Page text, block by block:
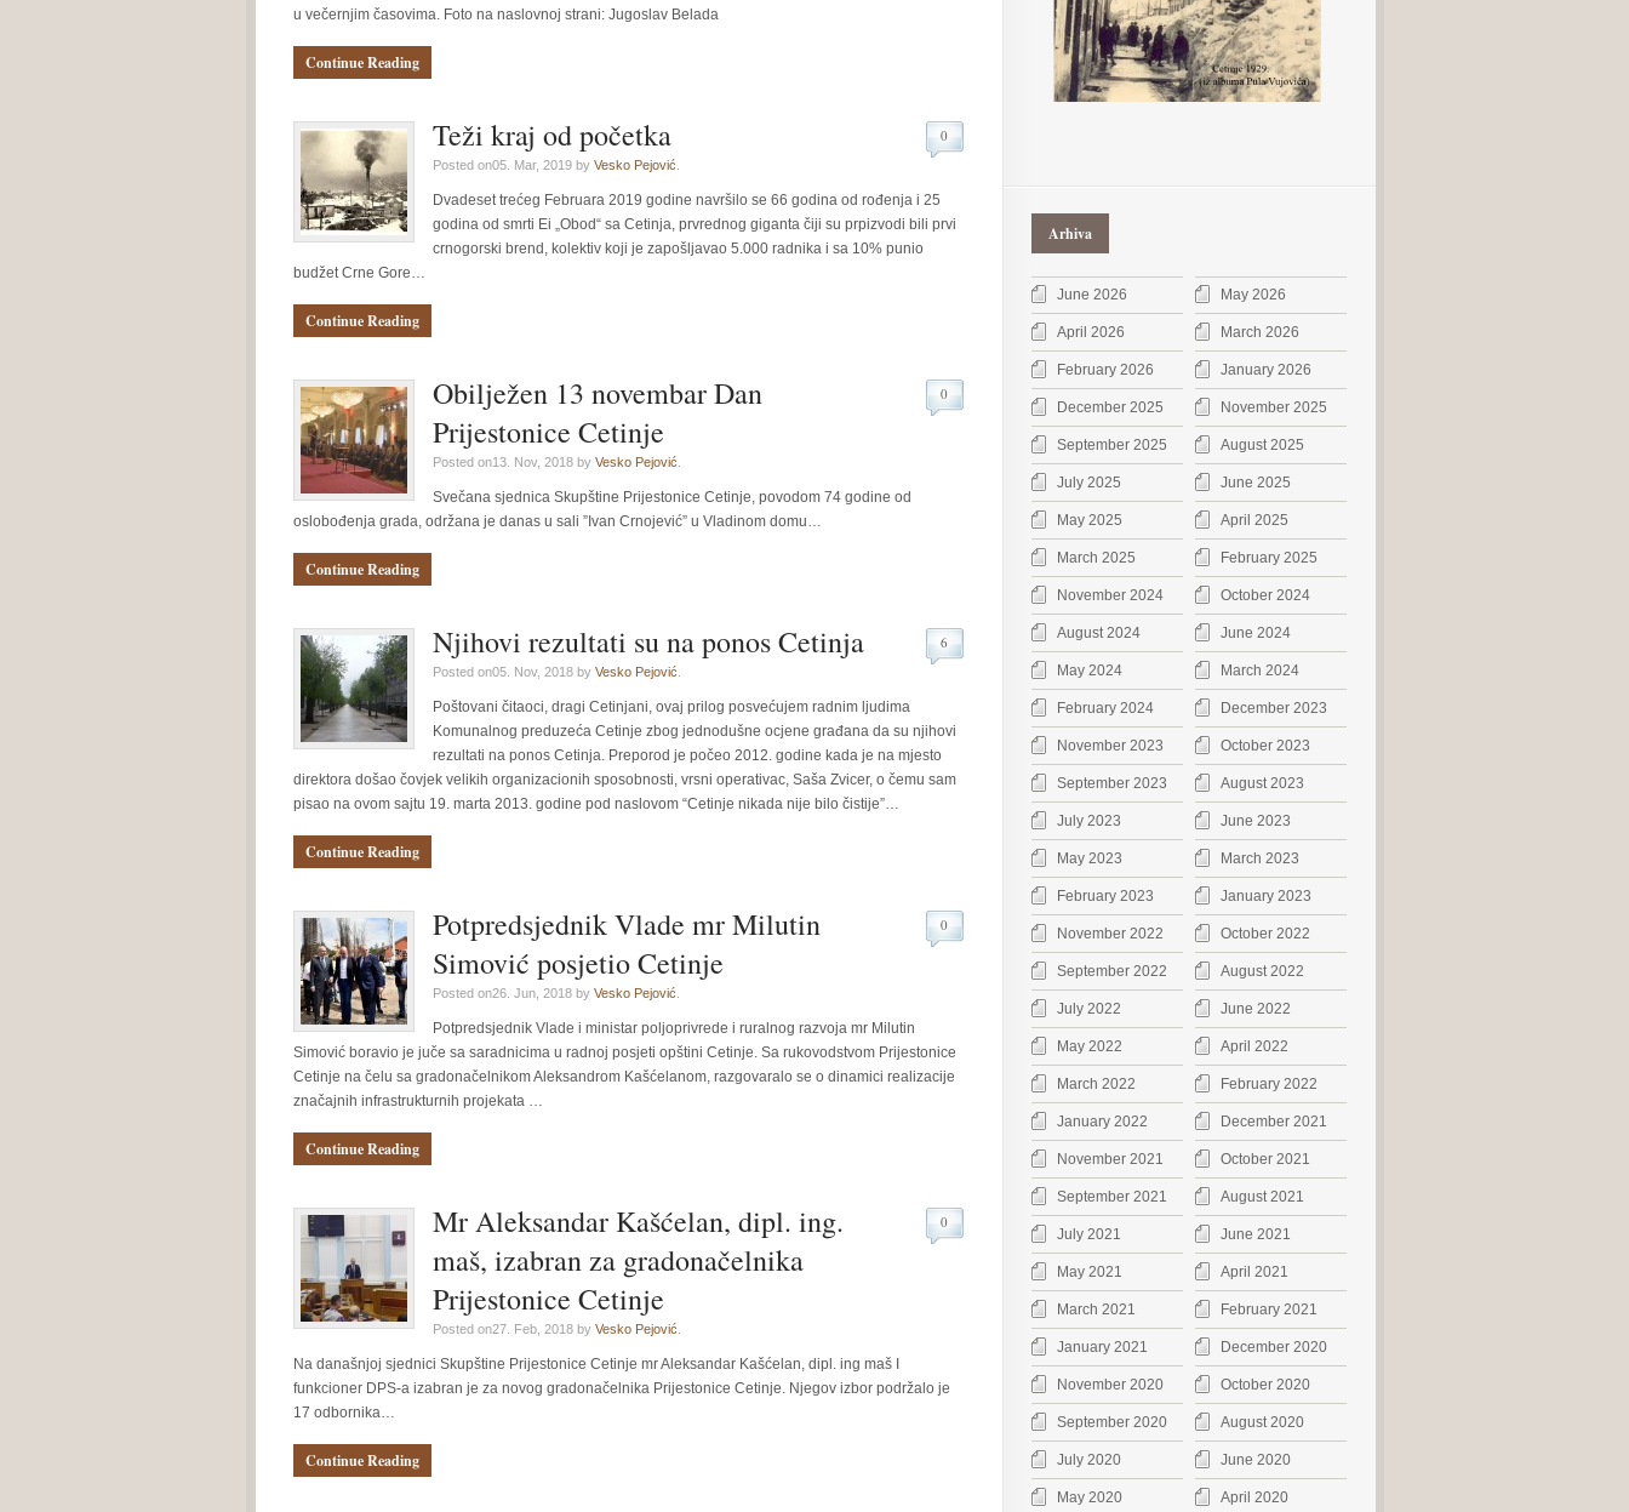
u večernjim časovima. Foto na naslovnoj strani: Jugoslav Belada
Continue Reading
Teži kraj od početka
Posted on05. Mar, 2019 by Vesko Pejović
0
Dvadeset trećeg Februara 2019 godine navršilo se 66 godina od rođenja i 25
godina od smrti Ei „Obod“ sa Cetinja, prvrednog giganta čiji su prpizvodi bili prvi
crnogorski brend, kolektiv koji je zapošljavao 5.000 radnika i sa 10% punio
budžet Crne Gore…
Continue Reading
Obilježen 13 novembar Dan
Prijestonice Cetinje
Posted on13. Nov, 2018 by Vesko Pejović
0
Svečana sjednica Skupštine Prijestonice Cetinje, povodom 74 godine od
oslobođenja grada, održana je danas u sali ”Ivan Crnojević” u Vladinom domu…
Continue Reading
Njihovi rezultati su na ponos Cetinja
Posted on05. Nov, 2018 by Vesko Pejović
6
Poštovani čitaoci, dragi Cetinjani, ovaj prilog posvećujem radnim ljudima
Komunalnog preduzeća Cetinje zbog jednodušne ocjene građana da su njihovi
rezultati na ponos Cetinja. Preporod je počeo 2012. godine kada je na mjesto
direktora došao čovjek velikih organizacionih sposobnosti, vrsni operativac, Saša Zvicer, o čemu sam
pisao na ovom sajtu 19. marta 2013. godine pod naslovom “Cetinje nikada nije bilo čistije”…
Continue Reading
Potpredsjednik Vlade mr Milutin
Simović posjetio Cetinje
Posted on26. Jun, 2018 by Vesko Pejović
0
Potpredsjednik Vlade i ministar poljoprivrede i ruralnog razvoja mr Milutin
Simović boravio je juče sa saradnicima u radnoj posjeti opštini Cetinje. Sa rukovodstvom Prijestonice
Cetinje na čelu sa gradonačelnikom Aleksandrom Kašćelanom, razgovaralo se o dinamici realizacije
značajnih infrastrukturnih projekata …
Continue Reading
Mr Aleksandar Kašćelan, dipl. ing.
maš, izabran za gradonačelnika
Prijestonice Cetinje
Posted on27. Feb, 2018 by Vesko Pejović
0
Na današnjoj sjednici Skupštine Prijestonice Cetinje mr Aleksandar Kašćelan, dipl. ing maš I
funkcioner DPS-a izabran je za novog gradonačelnika Prijestonice Cetinje. Njegov izbor podržalo je
17 odbornika…
Continue Reading
Arhiva
June 2026 May 2026
April 2026 March 2026
February 2026 January 2026
December 2025 November 2025
September 2025 August 2025
July 2025 June 2025
May 2025 April 2025
March 2025 February 2025
November 2024 October 2024
August 2024 June 2024
May 2024 March 2024
February 2024 December 2023
November 2023 October 2023
September 2023 August 2023
July 2023 June 2023
May 2023 March 2023
February 2023 January 2023
November 2022 October 2022
September 2022 August 2022
July 2022 June 2022
May 2022 April 2022
March 2022 February 2022
January 2022 December 2021
November 2021 October 2021
September 2021 August 2021
July 2021 June 2021
May 2021 April 2021
March 2021 February 2021
January 2021 December 2020
November 2020 October 2020
September 2020 August 2020
July 2020 June 2020
May 2020 April 2020